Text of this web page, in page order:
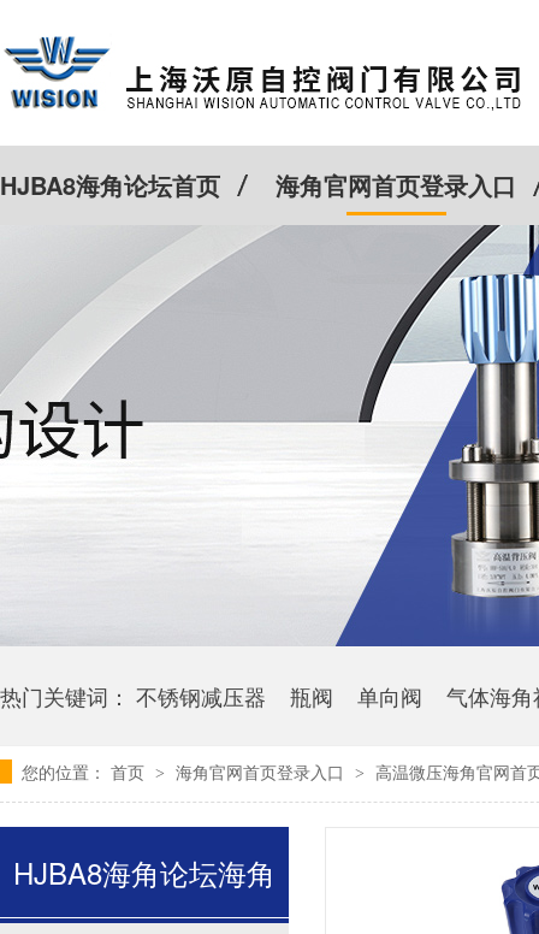
HJBA8海角论坛首页 海角官网首页登录入口
客户案例 新
热门关键词： 不锈钢减压器 瓶阀 单向阀 气体海
您的位置： 首页 > 海角官网首页登录入口 > 高温微压海角官网首
HJBA8海角论坛海角